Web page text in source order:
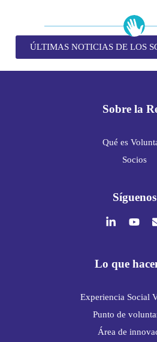
ÚLTIMAS NOTICIAS DE LOS
Sobre la
Qué es
Socios
Síguenos
Lo que
Experiencia Social
Punto de
Área de